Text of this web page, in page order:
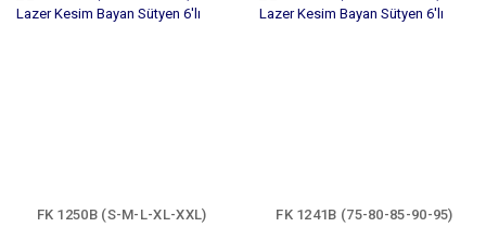
FK 1250B (S-M-L-XL-XXL)
FK 1241B (75-80-85-90-95)